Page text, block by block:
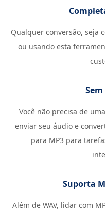
Qualquer conversão, seja
ou usando esta
Você não precisa de
enviar seu áudio e
para MP3 para
Suporta
Além de WAV, lidar com